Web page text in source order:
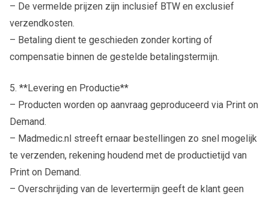
– De vermelde prijzen zijn inclusief BTW en exclusief
verzendkosten.
– Betaling dient te geschieden zonder korting of
compensatie binnen de gestelde betalingstermijn.
5. **Levering en Productie**
– Producten worden op aanvraag geproduceerd via Print on
Demand.
– Madmedic.nl streeft ernaar bestellingen zo snel mogelijk
te verzenden, rekening houdend met de productietijd van
Print on Demand.
– Overschrijding van de levertermijn geeft de klant geen